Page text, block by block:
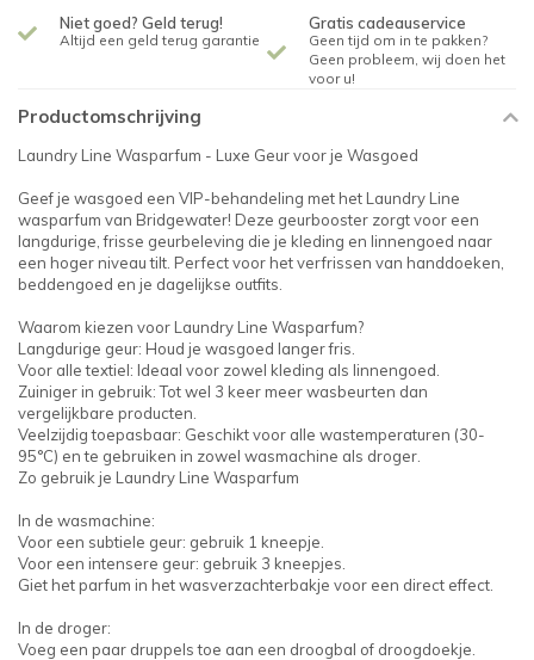
Niet goed? Geld terug!
Altijd een geld terug garantie
Gratis cadeauservice
Geen tijd om in te pakken?
Geen probleem, wij doen het
voor u!
Productomschrijving
Laundry Line Wasparfum - Luxe Geur voor je Wasgoed
Geef je wasgoed een VIP-behandeling met het Laundry Line
wasparfum van Bridgewater! Deze geurbooster zorgt voor een
langdurige, frisse geurbeleving die je kleding en linnengoed naar
een hoger niveau tilt. Perfect voor het verfrissen van handdoeken,
beddengoed en je dagelijkse outfits.
Waarom kiezen voor Laundry Line Wasparfum?
Langdurige geur: Houd je wasgoed langer fris.
Voor alle textiel: Ideaal voor zowel kleding als linnengoed.
Zuiniger in gebruik: Tot wel 3 keer meer wasbeurten dan
vergelijkbare producten.
Veelzijdig toepasbaar: Geschikt voor alle wastemperaturen (30-
95°C) en te gebruiken in zowel wasmachine als droger.
Zo gebruik je Laundry Line Wasparfum
In de wasmachine:
Voor een subtiele geur: gebruik 1 kneepje.
Voor een intensere geur: gebruik 3 kneepjes.
Giet het parfum in het wasverzachterbakje voor een direct effect.
In de droger:
Voeg een paar druppels toe aan een droogbal of droogdoekje.